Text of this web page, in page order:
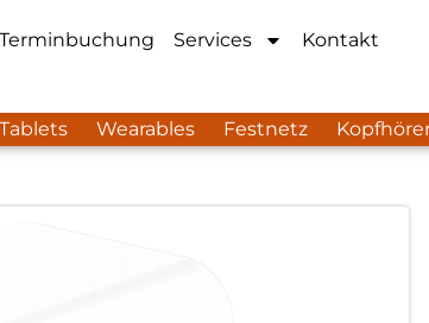
Terminbuchung Services
Kontakt
Tablets Wearables Festnetz